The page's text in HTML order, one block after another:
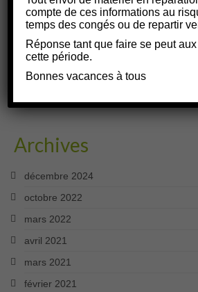
pros - WISUCAM dansConnecteur
Quelle antenne sur le camping car ?
Antenne CiBi Pare brise sans perçage -
Archives
décembre 2024
octobre 2022
mars 2022
avril 2021
mars 2021
février 2021
compte de ces informations au
temps des congés ou de repartir
Réponse tant que faire se peut
cette période.
Bonnes vacances à tous